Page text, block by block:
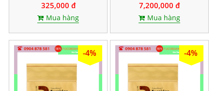
325,000 đ
Mua hàng
7,200,000 đ
Mua hàng
-4% -4%